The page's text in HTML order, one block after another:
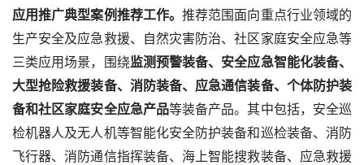
应用推广典型案例推荐工作。推荐范围面向重点行业领域的
生产安全及应急救援、自然灾害防治、社区家庭安全应急等
三类应用场景，围绕监测预警装备、安全应急智能化装备、
大型抢险救援装备、消防装备、应急通信装备、个体防护装
备和社区家庭安全应急产品等装备产品。其中包括，安全巡
检机器人及无人机等智能化安全防护装备和巡检装备、消防
飞行器、消防通信指挥装备、海上智能搜救装备、应急救援